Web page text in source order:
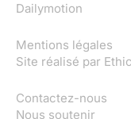
Dailymotion
Mentions légales
Site réalisé par
Contactez-nous
Nous soutenir